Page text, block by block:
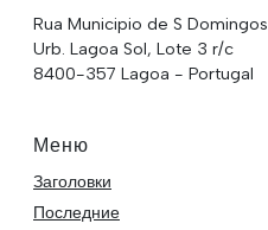
Rua Municipio de S Domingos
Urb. Lagoa Sol, Lote 3 r/c
8400-357 Lagoa - Portugal
Меню
Заголовки
Последние